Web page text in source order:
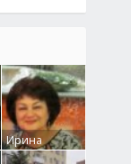
Ирина
Бруцкая41